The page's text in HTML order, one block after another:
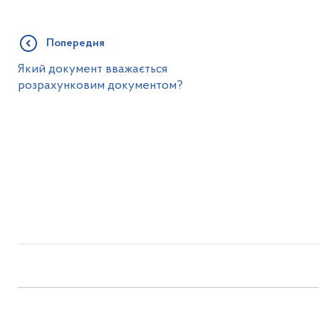
Попередня
Який документ вважається
розрахунковим документом?